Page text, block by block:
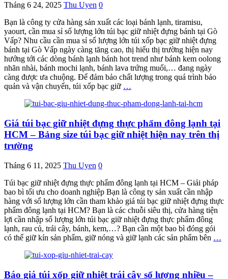
Tháng 6 24, 2025 Thu Uyen 0
Bạn là công ty cửa hàng sản xuất các loại bánh lạnh, tiramisu,
yaourt, cần mua sỉ số lượng lớn túi bạc giữ nhiệt đựng bánh tại Gò
Vấp? Nhu cầu cần mua sỉ số lượng lớn túi xốp bạc giữ nhiệt đựng
bánh tại Gò Vấp ngày càng tăng cao, thị hiếu thị trường hiện nay
hướng tới các dòng bánh lạnh bánh hot trend như bánh kem oolong
nhãn nhài, bánh mochi lạnh, bánh lava trứng muối,… đang ngày
càng được ưa chuộng. Để đảm bảo chất lượng trong quá trình bảo
quản và vận chuyển, túi xốp bạc giữ …
Giá túi bạc giữ nhiệt đựng thực phẩm đông lạnh tại
HCM – Bảng size túi bạc giữ nhiệt hiện nay trên thị
trường
Tháng 6 11, 2025 Thu Uyen 0
Túi bạc giữ nhiệt đựng thực phẩm đông lạnh tại HCM – Giải pháp
bao bì tối ưu cho doanh nghiệp Bạn là công ty sản xuất cần nhập
hàng với số lượng lớn cần tham khảo giá túi bạc giữ nhiệt đựng thực
phẩm đông lạnh tại HCM? Bạn là các chuỗi siêu thị, cửa hàng tiện
lợi cần nhập số lượng lớn túi bạc giữ nhiệt đựng thực phẩm đông
lạnh, rau củ, trái cây, bánh, kem,…? Bạn cần một bao bì đóng gói
có thể giữ kín sản phẩm, giữ nóng và giữ lạnh các sản phẩm bên …
Báo giá túi xốp giữ nhiệt trái cây số lượng nhiều –